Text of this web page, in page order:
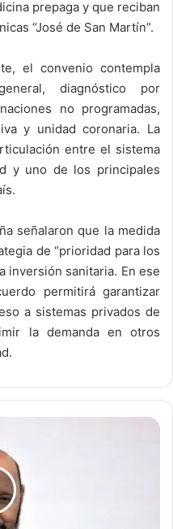
prepaga y que reciban
“José de San Martín”.
el convenio contempla
diagnóstico por
no programadas,
y unidad coronaria. La
entre el sistema
y uno de los principales
señalaron que la medida
de “prioridad para los
inversión sanitaria. En ese
permitirá garantizar
a sistemas privados de
la demanda en otros